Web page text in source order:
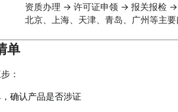
资质办理 → 许可证申领 → 报关报检
北京、上海、天津、青岛、广州等主
单
：
确认产品是否涉证